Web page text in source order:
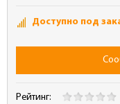
Доступно под
Рейтинг: